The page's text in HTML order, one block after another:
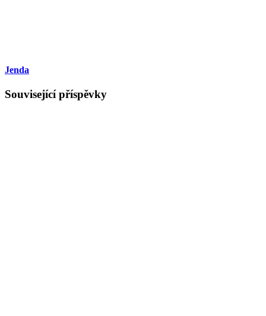
Jenda
Související příspěvky